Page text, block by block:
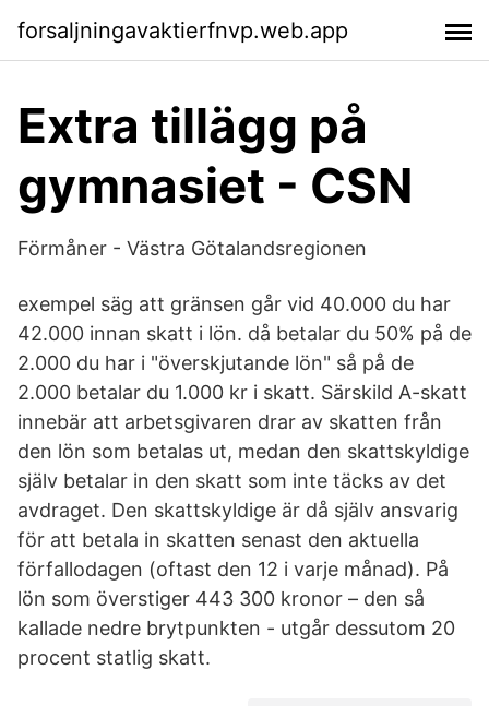
forsaljningavaktierfnvp.web.app
Extra tillägg på
gymnasiet - CSN
Förmåner - Västra Götalandsregionen
exempel säg att gränsen går vid 40.000 du har
42.000 innan skatt i lön. då betalar du 50% på de
2.000 du har i "överskjutande lön" så på de
2.000 betalar du 1.000 kr i skatt. Särskild A-skatt
innebär att arbetsgivaren drar av skatten från
den lön som betalas ut, medan den skattskyldige
själv betalar in den skatt som inte täcks av det
avdraget. Den skattskyldige är då själv ansvarig
för att betala in skatten senast den aktuella
förfallodagen (oftast den 12 i varje månad). På
lön som överstiger 443 300 kronor – den så
kallade nedre brytpunkten - utgår dessutom 20
procent statlig skatt.